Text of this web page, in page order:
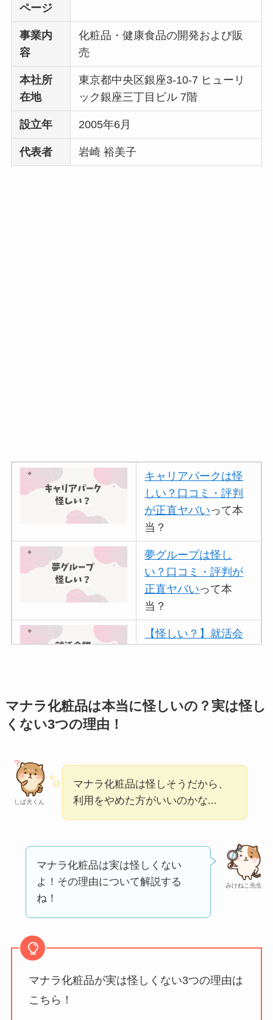
ページ
事業内
容
化粧品・健康食品の開発および販
売
本社所
在地
東京都中央区銀座3-10-7 ヒューリ
ック銀座三丁目ビル 7階
設立年 2005年6月
代表者 岩崎 裕美子
キャリアパークは怪
しい？口コミ・評判
が正直ヤバいって本
当？
夢グループは怪し
い？口コミ・評判が
正直ヤバいって本
当？
【怪しい？】就活会
アトムクリニックは
【怪しい？】帝国デ
ータバンクの口コ
ミ・評判は実際ど
【怪しい？】セルプ
ロモート株式会社の
実際どう？
マナラ化粧品は本当に怪しいの？実は怪し
くない3つの理由！
しば犬くん
マナラ化粧品は怪しそうだから、
利用をやめた方がいいのかな...
みけねこ先生
マナラ化粧品は実は怪しくない
よ！その理由について解説する
ね！
マナラ化粧品が実は怪しくない3つの理由は
こちら！